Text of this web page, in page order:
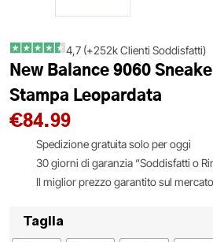
4,7 (+252k Clienti Soddisfatti)
New Balance 9060
Stampa Leopardata
€84.99
Spedizione gratuita solo per oggi
30 giorni di garanzia “Soddisfatti o
Il miglior prezzo garantito sul mercato
Taglia